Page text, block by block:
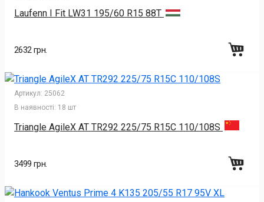
Laufenn I Fit LW31 195/60 R15 88T
2632 грн.
Артикул: 25062
В наявності: 18 шт
Triangle AgileX AT TR292 225/75 R15C 110/108S
3499 грн.